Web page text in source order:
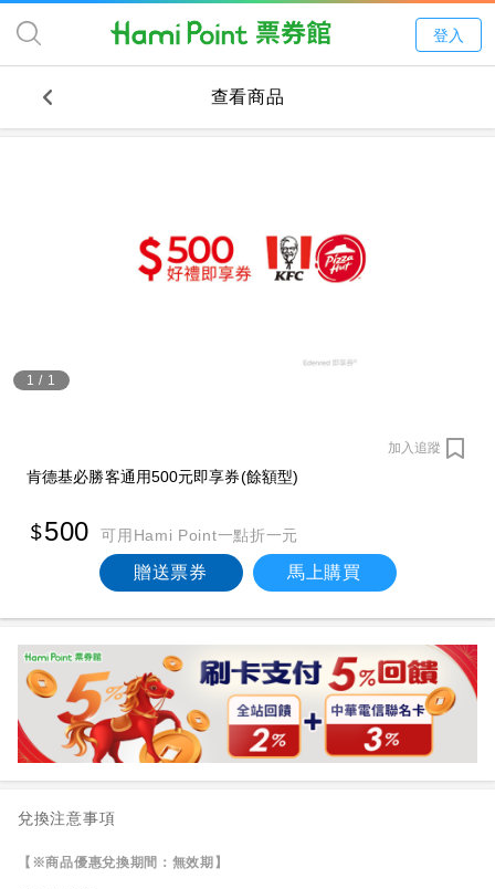
登入
查看商品
1 / 1
加入追蹤
肯德基必勝客通用500元即享券(餘額型)
500 可用Hami Point一點折一元
贈送票券 馬上購買
兌換注意事項
【※商品優惠兌換期間：無效期】